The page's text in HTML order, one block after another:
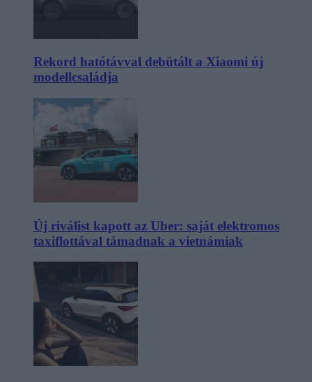
Rekord hatótávval debütált a Xiaomi új
modellcsaládja
Új riválist kapott az Uber: saját elektromos
taxiflottával támadnak a vietnámiak